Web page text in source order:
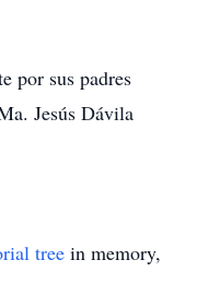
por sus padres
Jesús Dávila
tree in memory,